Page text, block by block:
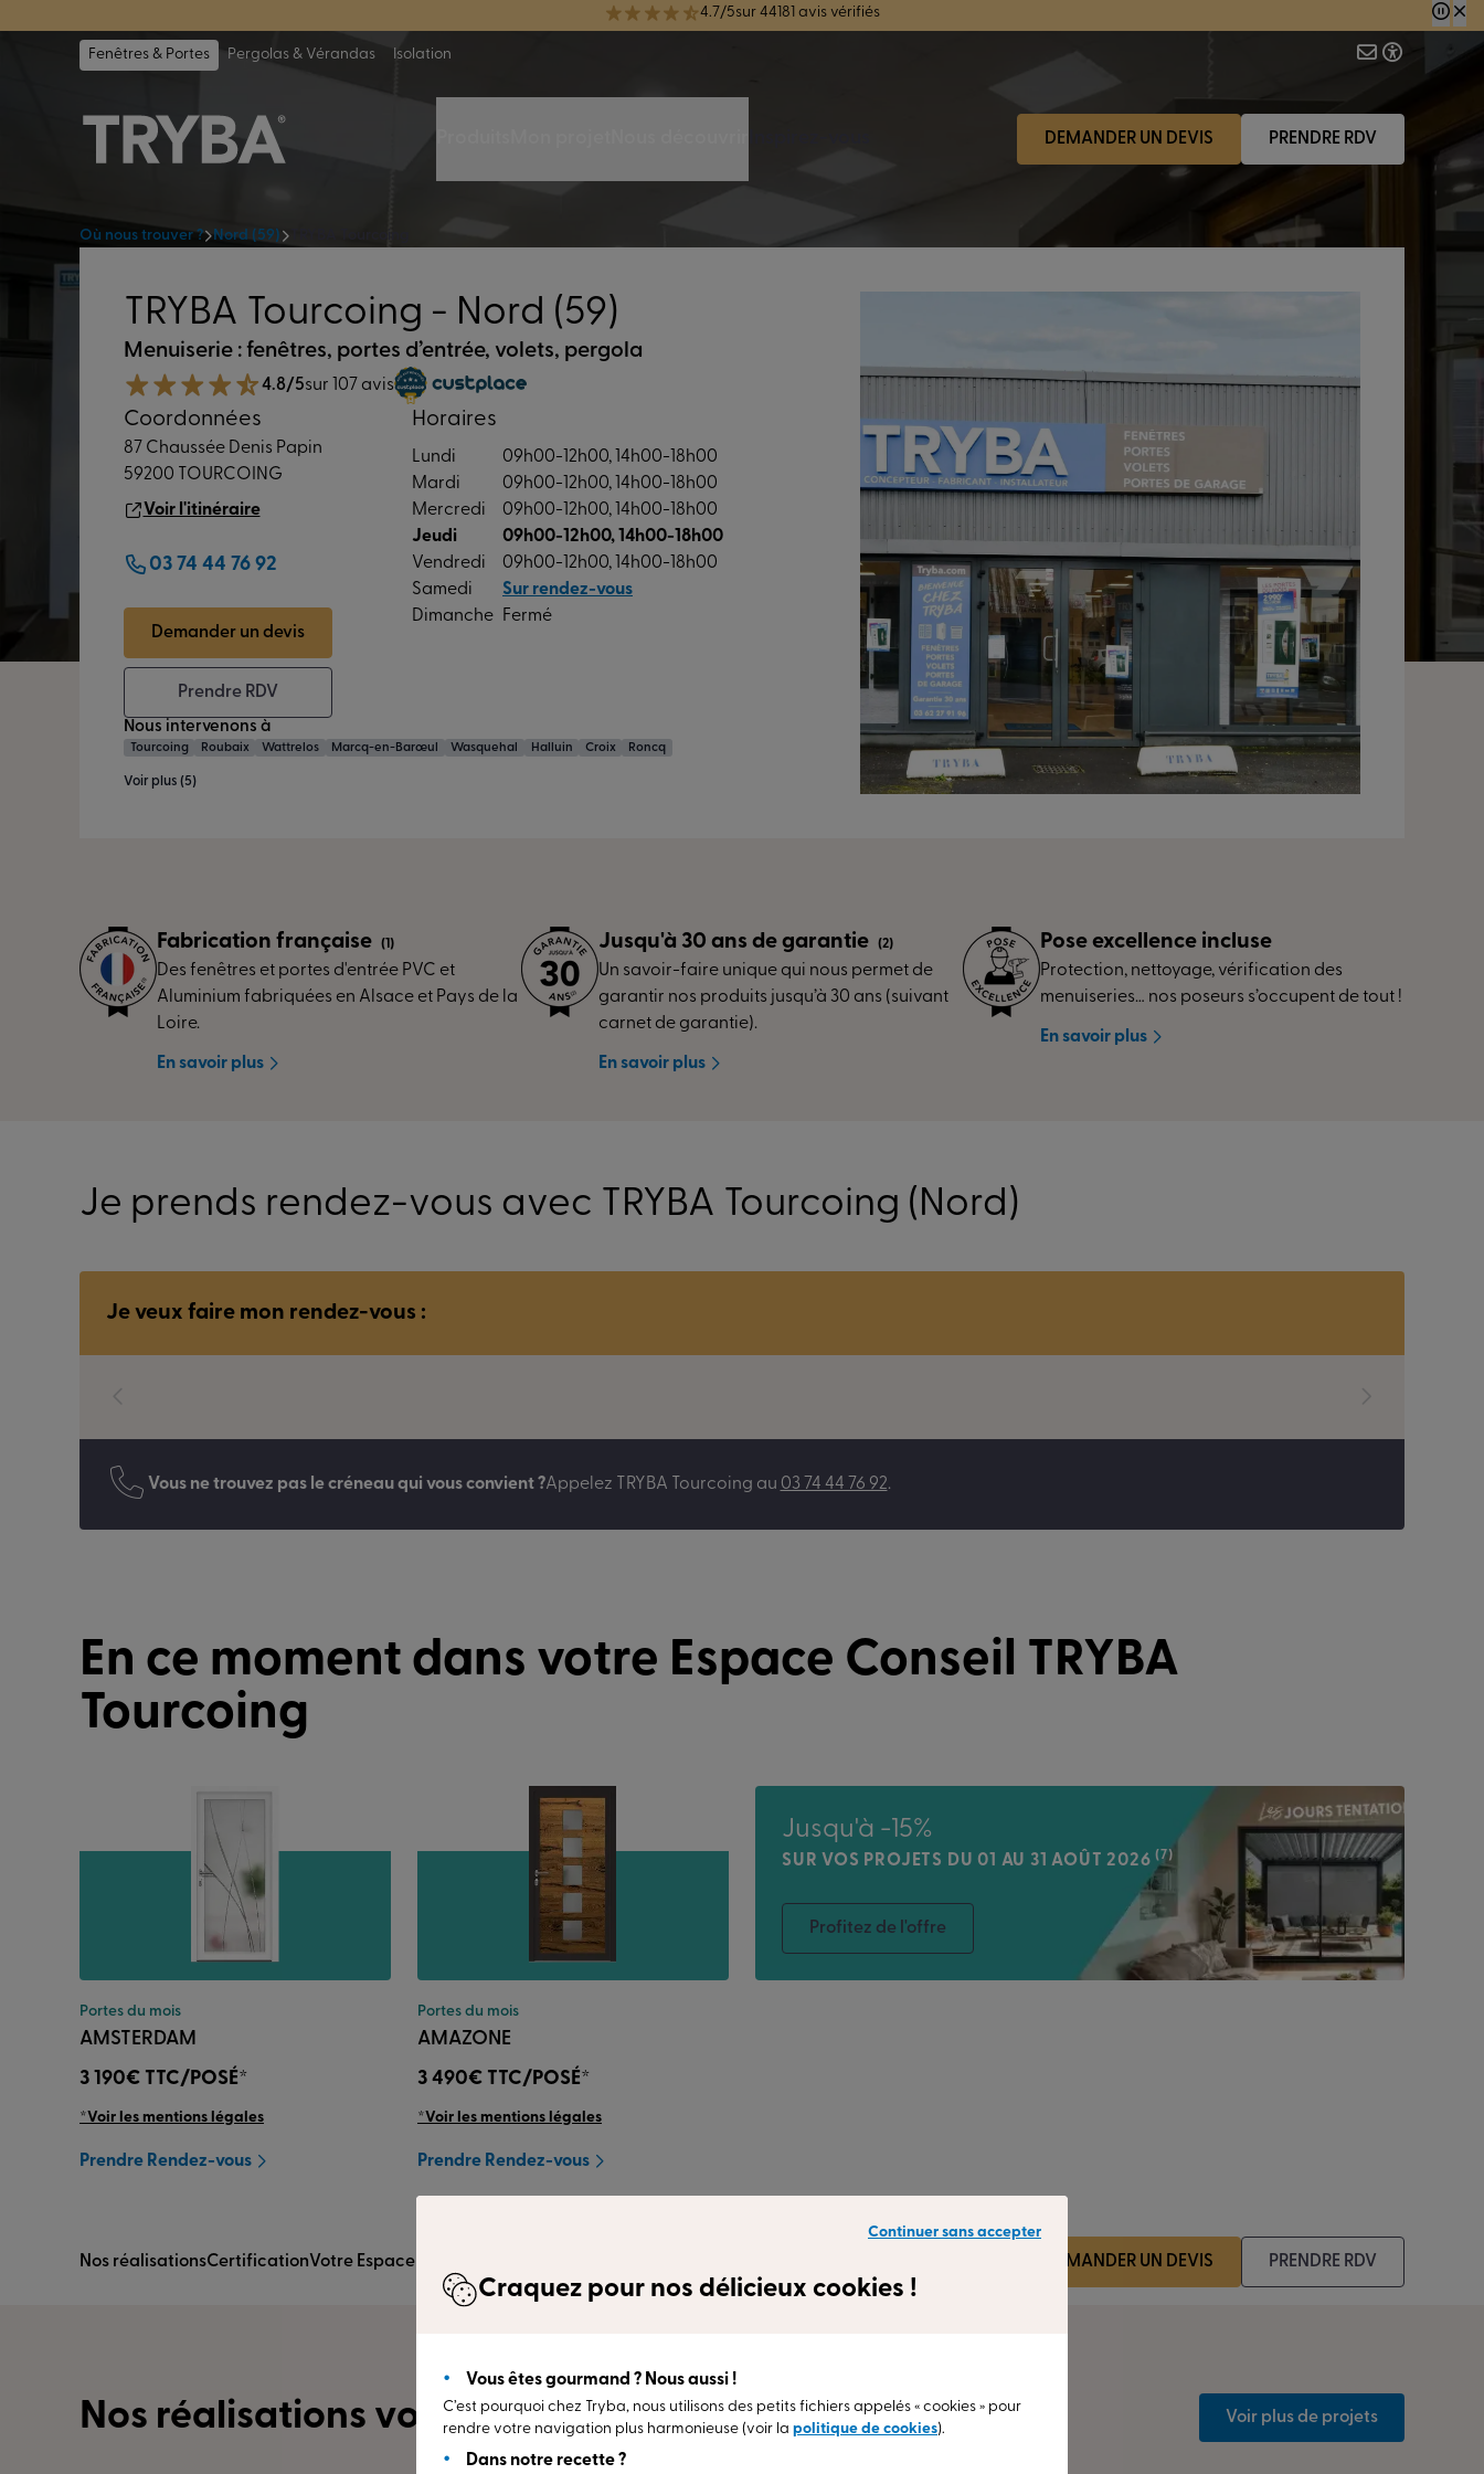
TRYBA a été réélue Meilleure Enseigne de Menuiserie de l'année pour la 7ème année consécutive.
Fenêtres & Portes Pergolas & Vérandas Isolation
DEMANDER UN DEVIS PRENDRE RDV
Où nous trouver ? Nord (59)
TRYBA Tourcoing - Nord (59)
Menuiserie : fenêtres, portes d’entrée, volets, pergola
4.8/5sur 107 avis
Coordonnées
87 Chaussée Denis Papin
59200 TOURCOING
Voir l'itinéraire
03 74 44 76 92
Demander un devis
Prendre RDV
Horaires
Lundi
09h00-12h00, 14h00-18h00
Mardi
09h00-12h00, 14h00-18h00
Mercredi
09h00-12h00, 14h00-18h00
Jeudi
09h00-12h00, 14h00-18h00
Vendredi
09h00-12h00, 14h00-18h00
Samedi
Sur rendez-vous
Dimanche
Fermé
Nous intervenons à
Tourcoing Roubaix Wattrelos Marcq-en-Barœul Wasquehal Halluin Croix Roncq
Voir plus (5)
Fabrication française (1)
Des fenêtres et portes d'entrée PVC et
Aluminium fabriquées en Alsace et Pays de la
Loire.
En savoir plus
Jusqu'à 30 ans de garantie (2)
Un savoir-faire unique qui nous permet de
garantir nos produits jusqu’à 30 ans (suivant
carnet de garantie).
En savoir plus
Pose excellence incluse
Protection, nettoyage, vérification des
menuiseries… nos poseurs s’occupent de tout !
En savoir plus
Je prends rendez-vous avec TRYBA Tourcoing (Nord)
Je veux faire mon rendez-vous :
Vous ne trouvez pas le créneau qui vous convient ?Appelez TRYBA Tourcoing au 03 74 44 76 92.
En ce moment dans votre Espace Conseil TRYBA
Tourcoing
Portes du mois
AMSTERDAM
3 190€ TTC/POSÉ*
*Voir les mentions légales
Prendre Rendez-vous
Portes du mois
AMAZONE
3 490€ TTC/POSÉ*
*Voir les mentions légales
Prendre Rendez-vous
Jusqu'à -15%
SUR VOS PROJETS DU 01 AU 31 AOÛT 2026(7)
Profitez de l'offre
Nos réalisationsCertificationVotre Espace Conseil DEMANDER UN DEVIS PRENDRE RDV
Nos réalisations vous inspirent Voir plus de projets
Continuer sans accepter
Craquez pour nos délicieux cookies !
Vous êtes gourmand ? Nous aussi !
C’est pourquoi chez Tryba, nous utilisons des petits fichiers appelés « cookies » pour
rendre votre navigation plus harmonieuse (voir la politique de cookies).
Dans notre recette ?